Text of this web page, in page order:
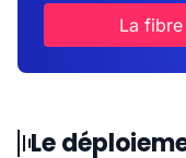
La
Le